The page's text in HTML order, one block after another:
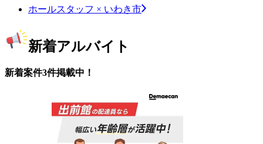
ホールスタッフ × いわき市
新着アルバイト
新着案件3件掲載中！